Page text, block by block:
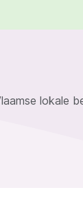
lokale